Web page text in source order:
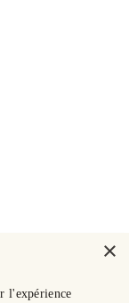
×
l'expérience